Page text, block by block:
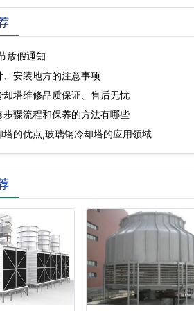
放假通知
、安装地方的注意事项
却塔维修品质保证、售后无忧
步骤流程和保养的方法有哪些
塔的优点,玻璃钢冷却塔的应用领域